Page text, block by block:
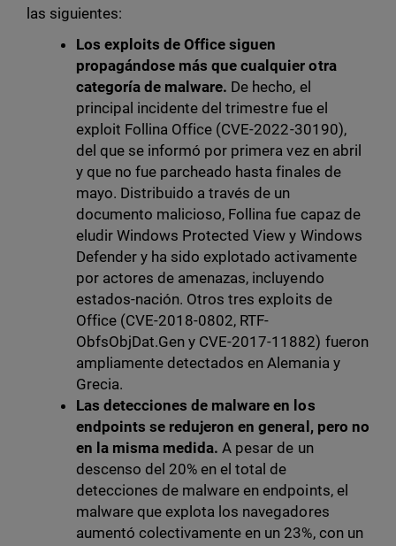
las siguientes:
Los exploits de Office siguen
propagándose más que cualquier otra
categoría de malware. De hecho, el
principal incidente del trimestre fue el
exploit Follina Office (CVE-2022-30190),
del que se informó por primera vez en abril
y que no fue parcheado hasta finales de
mayo. Distribuido a través de un
documento malicioso, Follina fue capaz de
eludir Windows Protected View y Windows
Defender y ha sido explotado activamente
por actores de amenazas, incluyendo
estados-nación. Otros tres exploits de
Office (CVE-2018-0802, RTF-
ObfsObjDat.Gen y CVE-2017-11882) fueron
ampliamente detectados en Alemania y
Grecia.
Las detecciones de malware en los
endpoints se redujeron en general, pero no
en la misma medida.A pesar de un
descenso del 20% en el total de
detecciones de malware en endpoints, el
malware que explota los navegadores
aumentó colectivamente en un 23%, con un